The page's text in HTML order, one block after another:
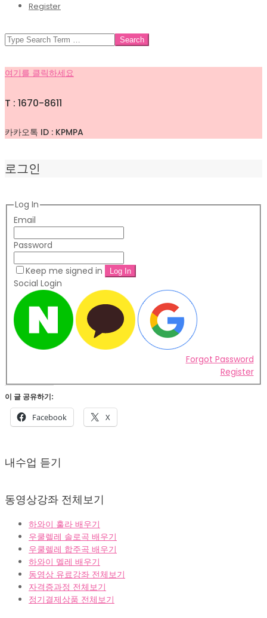
Register
SEARCH
여기를 클릭하세요
T : 1670-8611
카카오톡 ID : KPMPA
로그인
Log In
Email
Password
Keep me signed in
Social Login
Forgot Password
Register
이 글 공유하기:
Facebook X
02-
내수업 듣기
동영상강좌 전체보기
하와이 훌라 배우기
우쿨렐레 솔로곡 배우기
우쿨렐레 합주곡 배우기
하와이 멜레 배우기
동영상 유료강좌 전체보기
자격증과정 전체보기
정기결제상품 전체보기